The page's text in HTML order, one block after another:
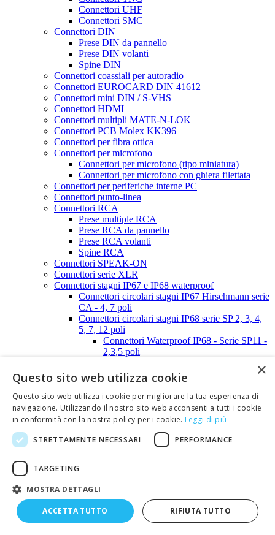
Connettori UHF
Connettori SMC
Connettori DIN
Prese DIN da pannello
Prese DIN volanti
Spine DIN
Connettori coassiali per autoradio
Connettori EUROCARD DIN 41612
Connettori mini DIN / S-VHS
Connettori HDMI
Connettori multipli MATE-N-LOK
Connettori PCB Molex KK396
Connettori per fibra ottica
Connettori per microfono
Connettori per microfono (tipo miniatura)
Connettori per microfono con ghiera filettata
Connettori per periferiche interne PC
Connettori punto-linea
Connettori RCA
Prese multiple RCA
Prese RCA da pannello
Prese RCA volanti
Spine RCA
Connettori SPEAK-ON
Connettori serie XLR
Connettori stagni IP67 e IP68 waterproof
Connettori circolari stagni IP67 Hirschmann serie
CA - 4, 7 poli
Connettori circolari stagni IP68 serie SP 2, 3, 4,
5, 7, 12 poli
Connettori Waterproof IP68 - Serie SP11 -
2,3,5 poli
2,3,4,5 poli
Connettori Waterproof IP68 - Serie SP21 -
2,3,4 poli
Connettori Waterproof IP68 - Serie SP21 -
5, 7,12 poli
1,2,3,4,5,6 poli
Calotte, tappi e distanziali per connettori SUB-D
Calotte per SUB-D - 9 poli
Calotte per SUB-D - 15 poli
×
Questo sito web utilizza cookie
Questo sito web utilizza i cookie per migliorare la tua esperienza di
navigazione. Utilizzando il nostro sito web acconsenti a tutti i cookie
in conformità con la nostra policy per i cookie. Leggi di più
STRETTAMENTE NECESSARI
PERFORMANCE
TARGETING
MOSTRA DETTAGLI
ACCETTA TUTTO RIFIUTA TUTTO